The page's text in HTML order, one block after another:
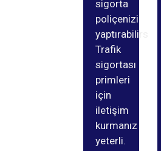
sigorta
poliçenizi
yaptırabilirsiniz.
Trafik
sigortası
primleri
için
iletişim
kurmanız
yeterli.